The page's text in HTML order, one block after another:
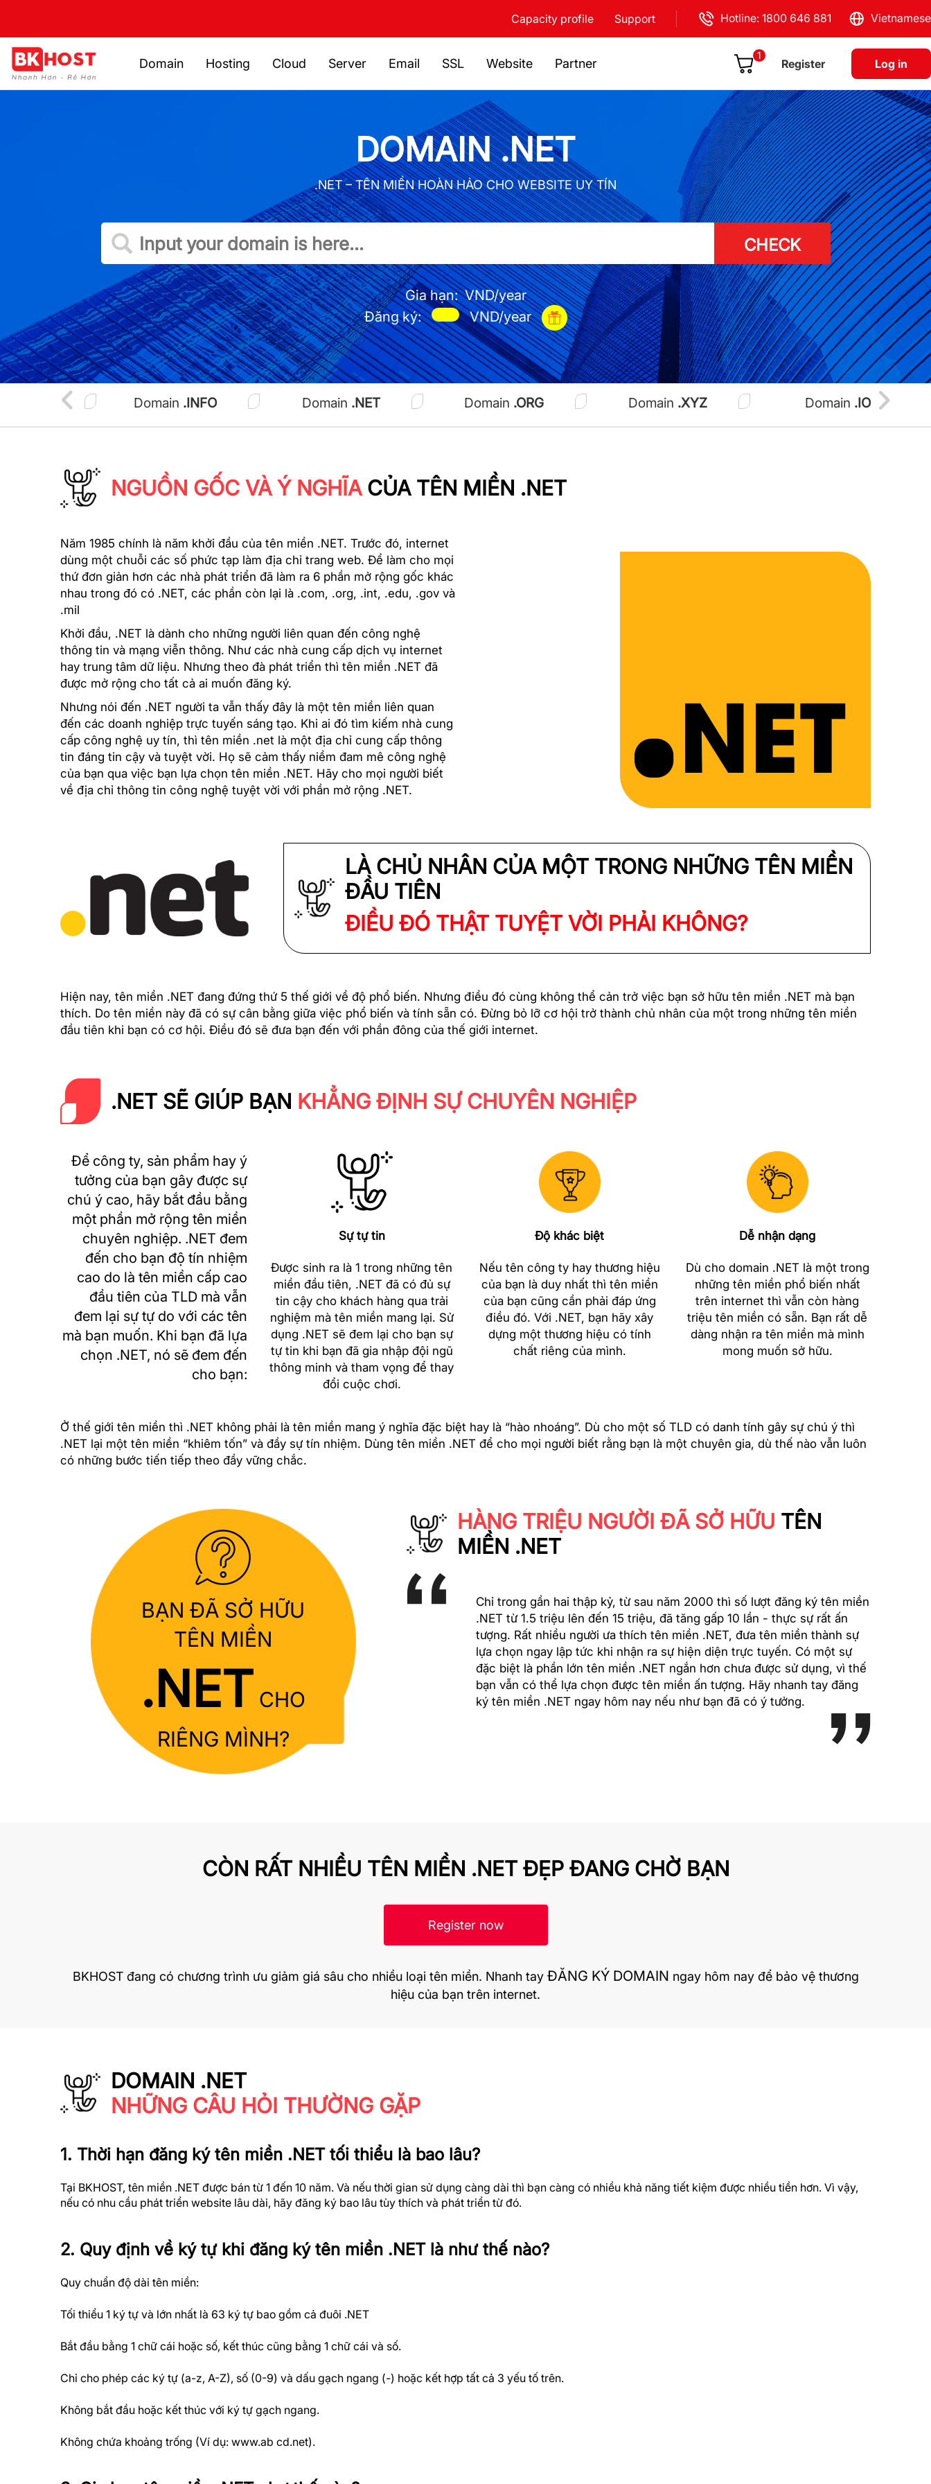
Capacity profile Support Hotline: 1800 646 881 Vietnamese
Domain Hosting Cloud Server Email SSL Website Partner
1
Register Log in
DOMAIN .NET
.NET – TÊN MIỀN HOÀN HẢO CHO WEBSITE UY TÍN
CHECK
Gia hạn: VND/year
Đăng ký:
VND/year
Domain .INFO Domain .NET Domain .ORG Domain .XYZ Domain .IO
NGUỒN GỐC VÀ Ý NGHĨACỦA TÊN MIỀN .NET
Năm 1985 chính là năm khởi đầu của tên miền .NET. Trước đó, internet
dùng một chuỗi các số phức tạp làm địa chỉ trang web. Để làm cho mọi
thứ đơn giản hơn các nhà phát triển đã làm ra 6 phần mở rộng gốc khác
nhau trong đó có .NET, các phần còn lại là .com, .org, .int, .edu, .gov và
.mil
Khởi đầu, .NET là dành cho những người liên quan đến công nghệ
thông tin và mạng viễn thông. Như các nhà cung cấp dịch vụ internet
hay trung tâm dữ liệu. Nhưng theo đà phát triển thì tên miền .NET đã
được mở rộng cho tất cả ai muốn đăng ký.
Nhưng nói đến .NET người ta vẫn thấy đây là một tên miền liên quan
đến các doanh nghiệp trực tuyến sáng tạo. Khi ai đó tìm kiếm nhà cung
cấp công nghệ uy tín, thì tên miền .net là một địa chỉ cung cấp thông
tin đáng tin cậy và tuyệt vời. Họ sẽ cảm thấy niềm đam mê công nghệ
của bạn qua việc bạn lựa chọn tên miền .NET. Hãy cho mọi người biết
về địa chỉ thông tin công nghệ tuyệt vời với phần mở rộng .NET.
LÀ CHỦ NHÂN CỦA MỘT TRONG NHỮNG TÊN MIỀN
ĐẦU TIÊN
ĐIỀU ĐÓ THẬT TUYỆT VỜI PHẢI KHÔNG?
Hiện nay, tên miền .NET đang đứng thứ 5 thế giới về độ phổ biến. Nhưng điều đó cùng không thể cản trở việc bạn sở hữu tên miền .NET mà bạn
thích. Do tên miền này đã có sự cân bằng giữa việc phổ biến và tính sẵn có. Đừng bỏ lỡ cơ hội trở thành chủ nhân của một trong những tên miền
đầu tiên khi bạn có cơ hội. Điều đó sẽ đưa bạn đến với phần đông của thế giới internet.
.NET SẼ GIÚP BẠN KHẲNG ĐỊNH SỰ CHUYÊN NGHIỆP
Để công ty, sản phẩm hay ý
tưởng của bạn gây được sự
chú ý cao, hãy bắt đầu bằng
một phần mở rộng tên miền
chuyên nghiệp. .NET đem
đến cho bạn độ tín nhiệm
cao do là tên miền cấp cao
đầu tiên của TLD mà vẫn
đem lại sự tự do với các tên
mà bạn muốn. Khi bạn đã lựa
chọn .NET, nó sẽ đem đến
cho bạn:
Sự tự tin
Được sinh ra là 1 trong những tên
miền đầu tiên, .NET đã có đủ sự
tin cậy cho khách hàng qua trải
nghiệm mà tên miền mang lại. Sử
dụng .NET sẽ đem lại cho bạn sự
tự tin khi bạn đã gia nhập đội ngũ
thông minh và tham vọng để thay
đổi cuộc chơi.
Độ khác biệt
Nếu tên công ty hay thương hiệu
của bạn là duy nhất thì tên miền
của bạn cũng cần phải đáp ứng
điều đó. Với .NET, bạn hãy xây
dựng một thương hiệu có tính
chất riêng của mình.
Dễ nhận dạng
Dù cho domain .NET là một trong
những tên miền phổ biến nhất
trên internet thì vẫn còn hàng
triệu tên miền có sẵn. Bạn rất dễ
dàng nhận ra tên miền mà mình
mong muốn sở hữu.
Ở thế giới tên miền thì .NET không phải là tên miền mang ý nghĩa đặc biệt hay là “hào nhoáng”. Dù cho một số TLD có danh tính gây sự chú ý thì
.NET lại một tên miền “khiêm tốn” và đầy sự tín nhiệm. Dùng tên miền .NET để cho mọi người biết rằng bạn là một chuyên gia, dù thế nào vẫn luôn
có những bước tiến tiếp theo đầy vững chắc.
BẠN ĐÃ SỞ HỮU
TÊN MIỀN
.NET CHO
RIÊNG MÌNH?
HÀNG TRIỆU NGƯỜI ĐÃ SỞ HỮU TÊN
MIỀN .NET
Chỉ trong gần hai thập kỷ, từ sau năm 2000 thì số lượt đăng ký tên miền
.NET từ 1.5 triệu lên đến 15 triệu, đã tăng gấp 10 lần - thực sự rất ấn
tượng. Rất nhiều người ưa thích tên miền .NET, đưa tên miền thành sự
lựa chọn ngay lập tức khi nhận ra sự hiện diện trực tuyến. Có một sự
đặc biệt là phần lớn tên miền .NET ngắn hơn chưa được sử dụng, vì thế
bạn vẫn có thể lựa chọn được tên miền ấn tượng. Hãy nhanh tay đăng
ký tên miền .NET ngay hôm nay nếu như bạn đã có ý tưởng.
CÒN RẤT NHIỀU TÊN MIỀN .NET ĐẸP ĐANG CHỜ BẠN
Register now
BKHOSTđang có chương trình ưu giảm giá sâu cho nhiều loại tên miền. Nhanh tay ĐĂNG KÝ DOMAIN ngay hôm nay để bảo vệ thương
hiệu của bạn trên internet.
DOMAIN .NET
NHỮNG CÂU HỎI THƯỜNG GẶP
1. Thời hạn đăng ký tên miền .NET tối thiểu là bao lâu?
Tại BKHOST, tên miền .NET được bán từ 1 đến 10 năm. Và nếu thời gian sử dụng càng dài thì bạn càng có nhiều khả năng tiết kiệm được nhiều tiền hơn. Vì vậy,
nếu có nhu cầu phát triển website lâu dài, hãy đăng ký bao lâu tùy thích và phát triển từ đó.
2. Quy định về ký tự khi đăng ký tên miền .NET là như thế nào?
Quy chuẩn độ dài tên miền:
Tối thiểu 1 ký tự và lớn nhất là 63 ký tự bao gồm cả đuôi .NET
Bắt đầu bằng 1 chữ cái hoặc số, kết thúc cũng bằng 1 chữ cái và số.
Chỉ cho phép các ký tự (a-z, A-Z), số (0-9) và dấu gạch ngang (-) hoặc kết hợp tất cả 3 yếu tố trên.
Không bắt đầu hoặc kết thúc với ký tự gạch ngang.
Không chứa khoảng trống (Ví dụ: www.ab cd.net).